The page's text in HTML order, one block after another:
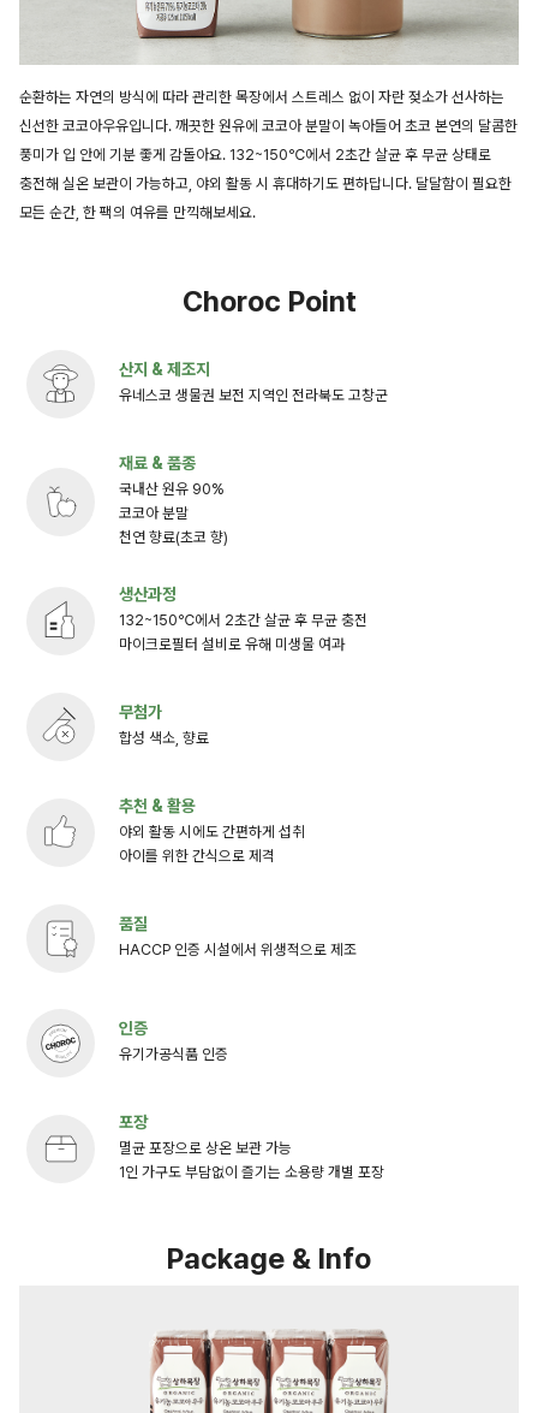
순환하는 자연의 방식에 따라 관리한 목장에서 스트레스 없이 자란 젖소가 선사하는
신선한 코코아우유입니다. 깨끗한 원유에 코코아 분말이 녹아들어 초코 본연의 달콤한
풍미가 입 안에 기분 좋게 감돌아요. 132~150℃에서 2초간 살균 후 무균 상태로
충전해 실온 보관이 가능하고, 야외 활동 시 휴대하기도 편하답니다. 달달함이 필요한
모든 순간, 한 팩의 여유를 만끽해보세요.
Choroc Point
산지 & 제조지
유네스코 생물권 보전 지역인 전라북도 고창군
재료 & 품종
국내산 원유 90%
코코아 분말
천연 향료(초코 향)
생산과정
132~150℃에서 2초간 살균 후 무균 충전
마이크로필터 설비로 유해 미생물 여과
무첨가
합성 색소, 향료
추천 & 활용
야외 활동 시에도 간편하게 섭취
아이를 위한 간식으로 제격
품질
HACCP 인증 시설에서 위생적으로 제조
인증
유기가공식품 인증
포장
멸균 포장으로 상온 보관 가능
1인 가구도 부담없이 즐기는 소용량 개별 포장
Package & Info